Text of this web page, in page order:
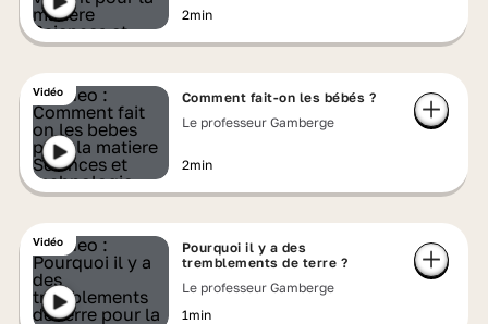
2min
Vidéo
Comment fait-on les bébés ?
Le professeur Gamberge
2min
Vidéo
Pourquoi il y a des
tremblements de terre ?
Le professeur Gamberge
1min